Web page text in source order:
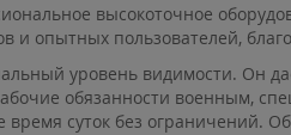
высокоточное
и опытных пользователей,
уровень видимости. Он
обязанности военным,
время суток без ограничений.